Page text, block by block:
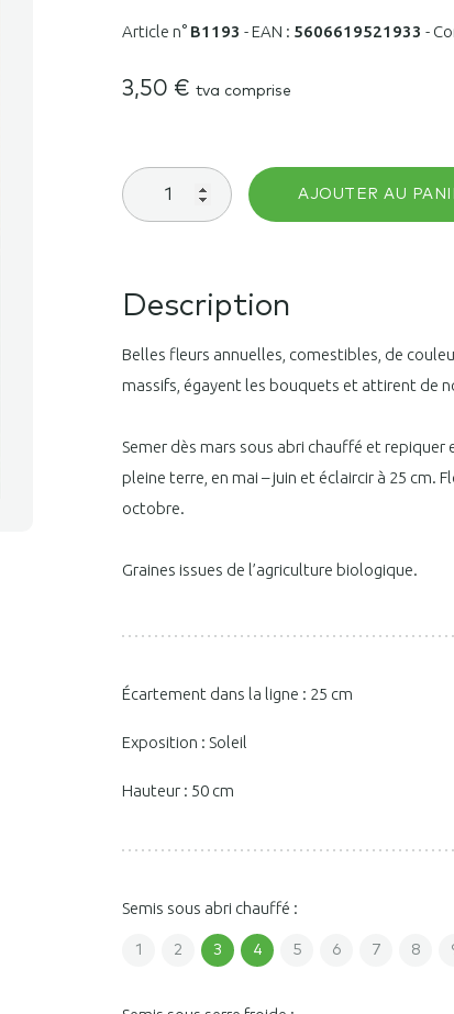
Article n° B1193 -EAN : 5606619521933 -
3,50 € tva comprise
quantité
de
Souci
AJOUTER AU
Description
Belles fleurs annuelles, comestibles, de
massifs, égayent les bouquets et attirent de
Semer dès mars sous abri chauffé et repiquer
pleine terre, en mai – juin et éclaircir à 25 cm.
octobre.
Graines issues de l’agriculture biologique.
Écartement dans la ligne : 25 cm
Exposition : Soleil
Hauteur : 50 cm
Semis sous abri chauffé :
1 2 3 4 5 6 7 8